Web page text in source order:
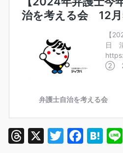
Threads
X Twitter